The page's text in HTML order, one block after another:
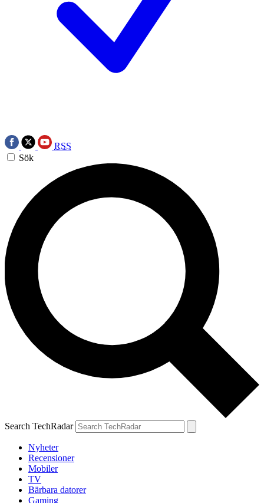
RSS
Sök
Search TechRadar
Nyheter
Recensioner
Mobiler
TV
Bärbara datorer
Gaming